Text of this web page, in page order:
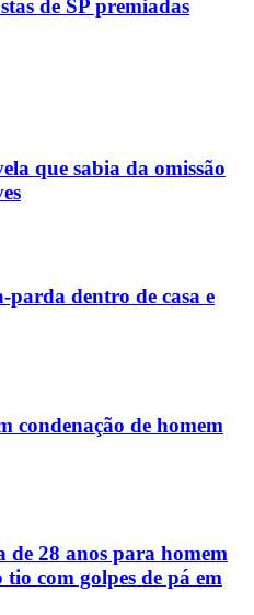
de SP premiadas
que sabia da omissão
dentro de casa e
condenação de homem
de 28 anos para homem
com golpes de pá em